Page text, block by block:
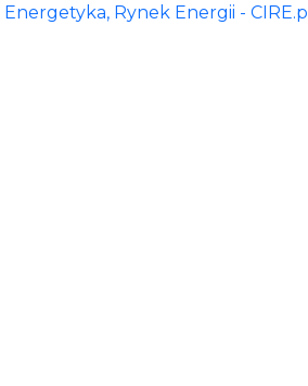
Energetyka, Rynek Energii - CIRE.pl